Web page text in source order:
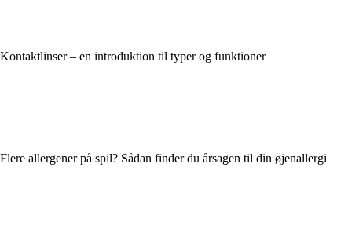
Kontaktlinser – en introduktion til typer og funktioner
Flere allergener på spil? Sådan finder du årsagen til din øjenallergi